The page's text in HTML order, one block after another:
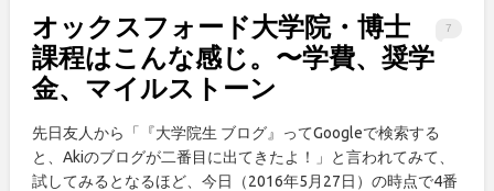
7
オックスフォード大学院・博士
課程はこんな感じ。〜学費、奨学
金、マイルストーン
先日友人から「『大学院生 ブログ』ってGoogleで検索する
と、Akiのブログが二番目に出てきたよ！」と言われてみて、
試してみるとなるほど、今日（2016年5月27日）の時点で4番